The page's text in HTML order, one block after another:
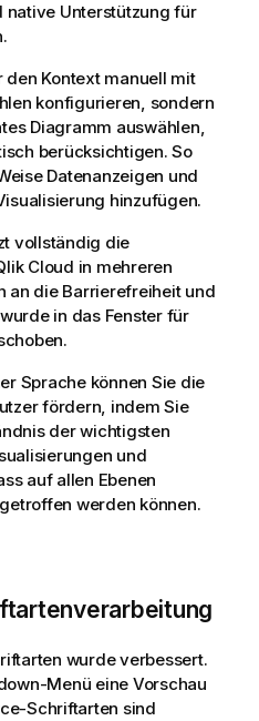
native Unterstützung für
den Kontext manuell mit
konfigurieren, sondern
Diagramm auswählen,
berücksichtigen. So
Datenanzeigen und
hinzufügen.
vollständig die
Cloud in mehreren
an die Barrierefreiheit und
in das Fenster für
Sprache können Sie die
fördern, indem Sie
der wichtigsten
und
auf allen Ebenen
werden können.
wurde verbessert.
Menü eine Vorschau
Schriftarten sind